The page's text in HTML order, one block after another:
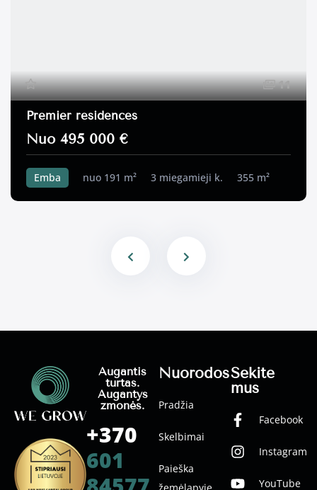
11
Premier residences
Nuo 495 000 €
Emba nuo 191 m² 3 miegamieji k. 355 m²
Nuorodos
Pradžia
Skelbimai
Paieška
Sekite
mus
Facebook
Instagram
YouTube
Augantis
turtas.
Augantys
žmonės.
+370
601